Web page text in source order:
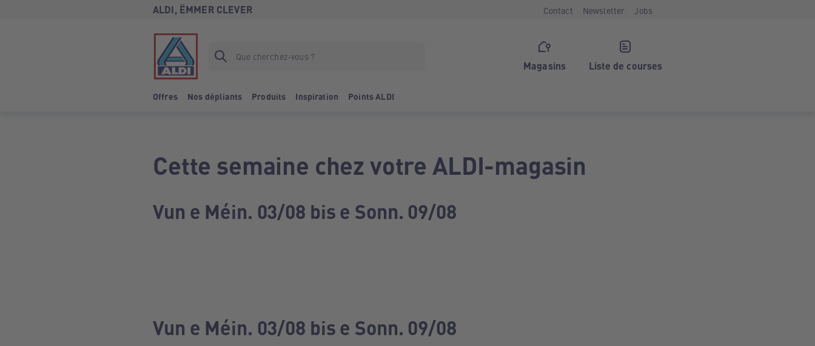
ALDI, ËMMER CLEVER Contact Newsletter Jobs
Magasins Liste de courses
Offres Nos dépliants Produits Inspiration Points ALDI
Cette semaine chez votre ALDI-magasin
Vun e Méin. 03/08 bis e Sonn. 09/08
Vun e Méin. 03/08 bis e Sonn. 09/08